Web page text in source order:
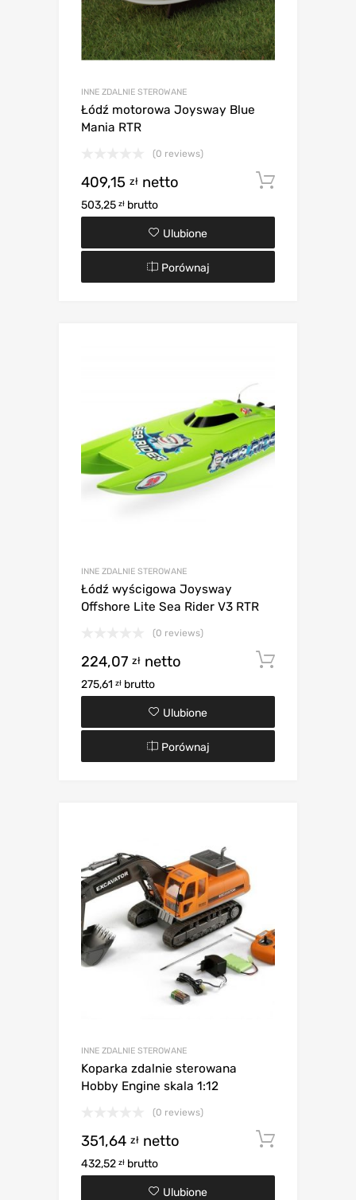
INNE ZDALNIE STEROWANE
Łódź motorowa Joysway Blue
Mania RTR
(0 reviews)
409,15 zł netto
503,25 zł brutto
Ulubione
Porównaj
INNE ZDALNIE STEROWANE
Łódź wyścigowa Joysway
Offshore Lite Sea Rider V3 RTR
(0 reviews)
224,07 zł netto
275,61 zł brutto
Ulubione
Porównaj
INNE ZDALNIE STEROWANE
Koparka zdalnie sterowana
Hobby Engine skala 1:12
(0 reviews)
351,64 zł netto
432,52 zł brutto
Ulubione